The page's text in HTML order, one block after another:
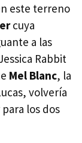
este terreno
cuya
a las
Rabbit
Mel Blanc, la
volvería
los dos